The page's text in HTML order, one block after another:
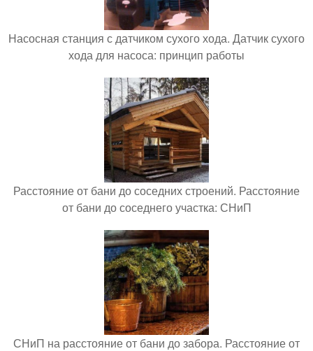
Насосная станция с датчиком сухого хода. Датчик сухого
хода для насоса: принцип работы
Расстояние от бани до соседних строений. Расстояние
от бани до соседнего участка: СНиП
СНиП на расстояние от бани до забора. Расстояние от